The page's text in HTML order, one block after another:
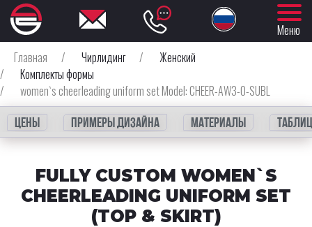
Меню
Главная
/ Чирлидинг /
Женский
/
Комплекты формы
/
women`s cheerleading uniform set Model: CHEER-AW3-0-SUBL
Цены Примеры дизайна Материалы
FULLY CUSTOM WOMEN`S
CHEERLEADING UNIFORM SET
(TOP & SKIRT)